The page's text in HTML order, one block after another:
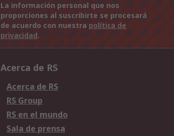
La información personal que nos
proporciones al suscribirte se procesará
de acuerdo con nuestra política de
privacidad.
Acerca de RS
Acerca de RS
RS Group
RS en el mundo
Sala de prensa